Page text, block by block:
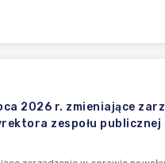
2026 r. zmieniające
zespołu publicznej